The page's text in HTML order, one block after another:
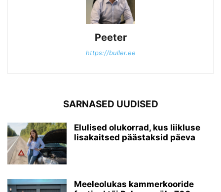
Peeter
https://buller.ee
SARNASED UUDISED
Elulised olukorrad, kus liikluse
lisakaitsed päästaksid päeva
Meeleolukas kammerkooride